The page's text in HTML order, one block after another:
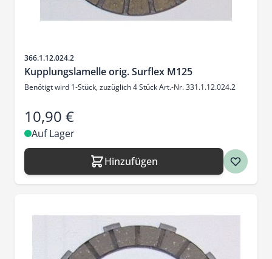
Artikelnr.
366.1.12.024.2
Kupplungslamelle orig. Surflex M125
Benötigt wird 1-Stück, zuzüglich 4 Stück Art.-Nr. 331.1.12.024.2
10,90 €
Auf Lager
Hinzufügen